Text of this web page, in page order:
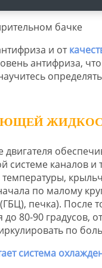
и от
антифриза,
двигателя
системе каналов и
по малому
печка). После
до 80-90 градусов,
по